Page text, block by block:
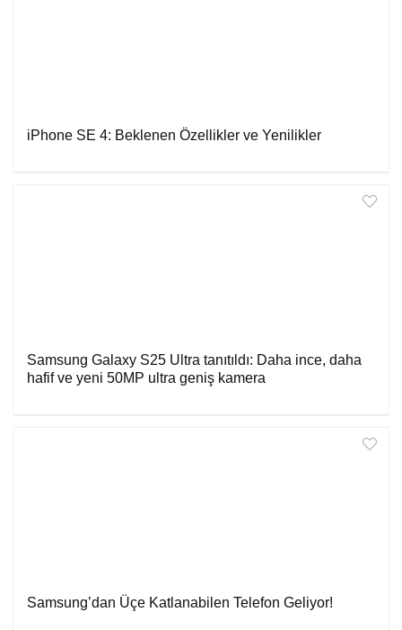
iPhone SE 4: Beklenen Özellikler ve Yenilikler
Samsung Galaxy S25 Ultra tanıtıldı: Daha ince, daha
hafif ve yeni 50MP ultra geniş kamera
Samsung’dan Üçe Katlanabilen Telefon Geliyor!